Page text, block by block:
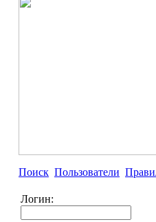
Поиск Пользователи
Логин: